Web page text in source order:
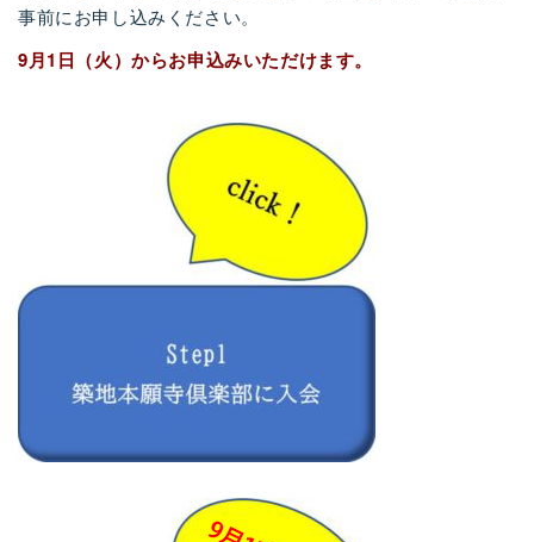
事前にお申し込みください。
9月1日（火）からお申込みいただけます。